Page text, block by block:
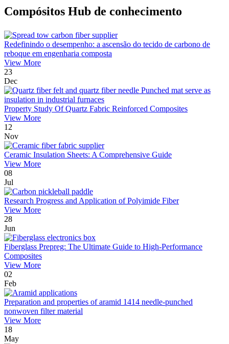
Compósitos Hub de conhecimento
Redefinindo o desempenho: a ascensão do tecido de carbono de
reboque em engenharia composta
View More
23
Dec
Property Study Of Quartz Fabric Reinforced Composites
View More
12
Nov
Ceramic Insulation Sheets: A Comprehensive Guide
View More
08
Jul
Research Progress and Application of Polyimide Fiber
View More
28
Jun
Fiberglass Prepreg: The Ultimate Guide to High-Performance
Composites
View More
02
Feb
Preparation and properties of aramid 1414 needle-punched
nonwoven filter material
View More
18
May